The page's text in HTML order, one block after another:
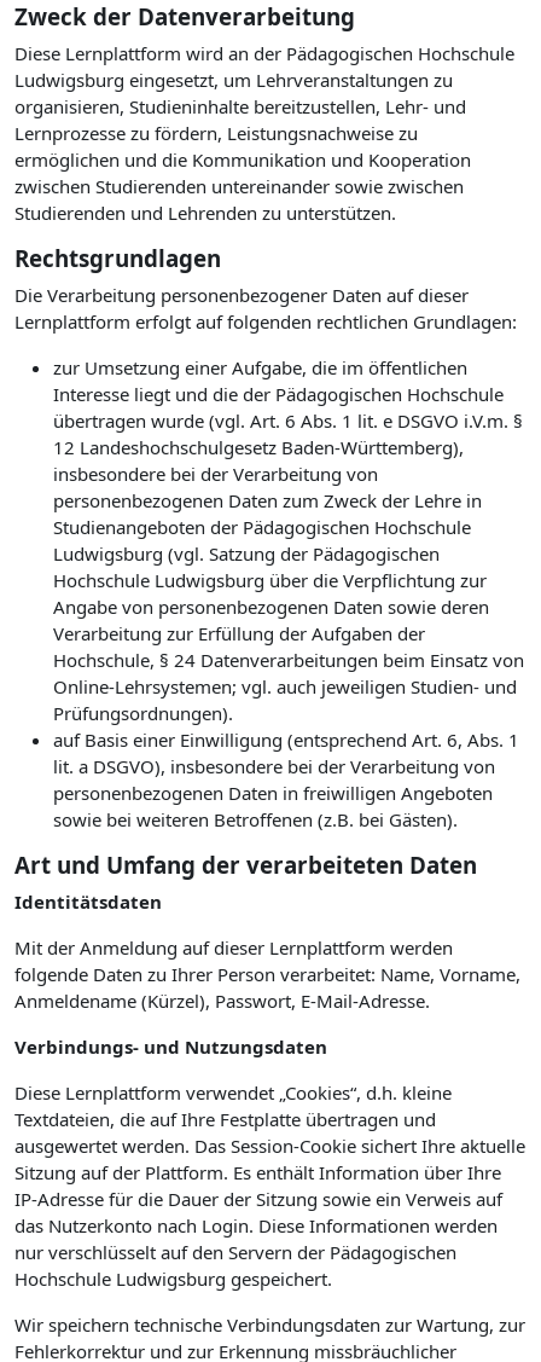
Zweck der Datenverarbeitung
Diese Lernplattform wird an der Pädagogischen Hochschule
Ludwigsburg eingesetzt, um Lehrveranstaltungen zu
organisieren, Studieninhalte bereitzustellen, Lehr- und
Lernprozesse zu fördern, Leistungsnachweise zu
ermöglichen und die Kommunikation und Kooperation
zwischen Studierenden untereinander sowie zwischen
Studierenden und Lehrenden zu unterstützen.
Rechtsgrundlagen
Die Verarbeitung personenbezogener Daten auf dieser
Lernplattform erfolgt auf folgenden rechtlichen Grundlagen:
zur Umsetzung einer Aufgabe, die im öffentlichen
Interesse liegt und die der Pädagogischen Hochschule
übertragen wurde (vgl. Art. 6 Abs. 1 lit. e DSGVO i.V.m. §
12 Landeshochschulgesetz Baden-Württemberg),
insbesondere bei der Verarbeitung von
personenbezogenen Daten zum Zweck der Lehre in
Studienangeboten der Pädagogischen Hochschule
Ludwigsburg (vgl. Satzung der Pädagogischen
Hochschule Ludwigsburg über die Verpflichtung zur
Angabe von personenbezogenen Daten sowie deren
Verarbeitung zur Erfüllung der Aufgaben der
Hochschule, § 24 Datenverarbeitungen beim Einsatz von
Online-Lehrsystemen; vgl. auch jeweiligen Studien- und
Prüfungsordnungen).
auf Basis einer Einwilligung (entsprechend Art. 6, Abs. 1
lit. a DSGVO), insbesondere bei der Verarbeitung von
personenbezogenen Daten in freiwilligen Angeboten
sowie bei weiteren Betroffenen (z.B. bei Gästen).
Art und Umfang der verarbeiteten Daten
Identitätsdaten
Mit der Anmeldung auf dieser Lernplattform werden
folgende Daten zu Ihrer Person verarbeitet: Name, Vorname,
Anmeldename (Kürzel), Passwort, E-Mail-Adresse.
Verbindungs- und Nutzungsdaten
Diese Lernplattform verwendet „Cookies“, d.h. kleine
Textdateien, die auf Ihre Festplatte übertragen und
ausgewertet werden. Das Session-Cookie sichert Ihre aktuelle
Sitzung auf der Plattform. Es enthält Information über Ihre
IP-Adresse für die Dauer der Sitzung sowie ein Verweis auf
das Nutzerkonto nach Login. Diese Informationen werden
nur verschlüsselt auf den Servern der Pädagogischen
Hochschule Ludwigsburg gespeichert.
Wir speichern technische Verbindungsdaten zur Wartung, zur
Fehlerkorrektur und zur Erkennung missbräuchlicher